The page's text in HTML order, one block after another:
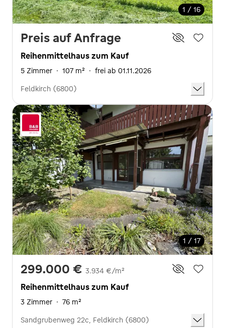
1 / 16
Preis auf Anfrage
Reihenmittelhaus zum Kauf
5 Zimmer · 107 m² · frei ab 01.11.2026
Feldkirch (6800)
1 / 17
299.000 € 3.934 €/m²
Reihenmittelhaus zum Kauf
3 Zimmer · 76 m²
Sandgrubenweg 22c, Feldkirch (6800)